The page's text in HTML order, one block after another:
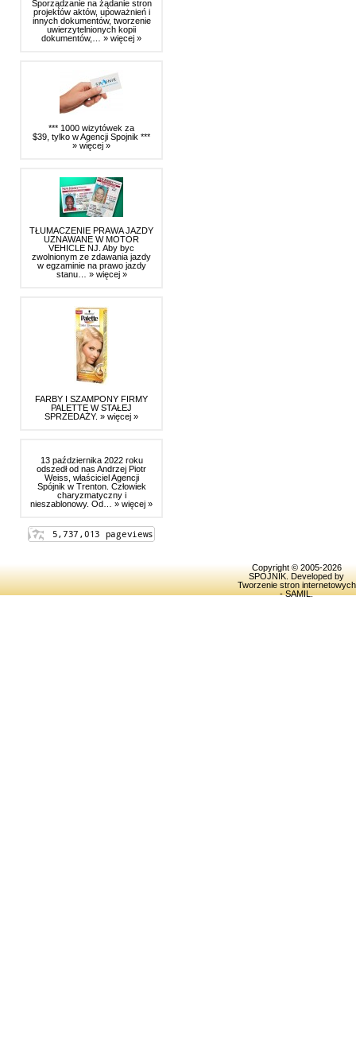
Sporządzanie na żądanie stron
projektów aktów, upoważnień i
innych dokumentów, tworzenie
uwierzytelnionych kopii
dokumentów,… » więcej »
*** 1000 wizytówek za
$39, tylko w Agencji Spojnik ***
» więcej »
TŁUMACZENIE PRAWA JAZDY
UZNAWANE W MOTOR
VEHICLE NJ. Aby byc
zwolnionym ze zdawania jazdy
w egzaminie na prawo jazdy
stanu… » więcej »
FARBY I SZAMPONY FIRMY
PALETTE W STAŁEJ
SPRZEDAŻY. » więcej »
13 października 2022 roku
odszedł od nas Andrzej Piotr
Weiss, właściciel Agencji
Spójnik w Trenton. Człowiek
charyzmatyczny i
nieszablonowy. Od… » więcej »
Copyright © 2005-2026
SPOJNIK . Developed by
Tworzenie stron internetowych
- SAMIL.